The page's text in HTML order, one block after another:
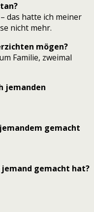
das hatte ich meiner
nicht mehr.
mögen?
Familie, zweimal
jemanden
gemacht
jemand gemacht hat?